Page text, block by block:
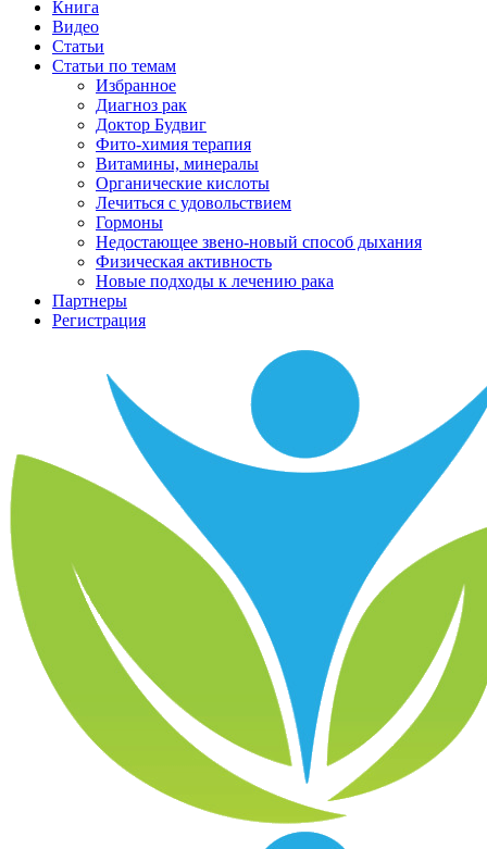
Книга
Видео
Статьи
Статьи по темам
Избранное
Диагноз рак
Доктор Будвиг
Фито-химия терапия
Витамины, минералы
Органические кислоты
Лечиться с удовольствием
Гормоны
Недостающее звено-новый способ дыхания
Физическая активность
Новые подходы к лечению рака
Партнеры
Регистрация